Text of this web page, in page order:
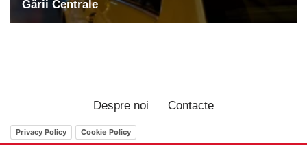
Despre noi Contacte
Privacy Policy Cookie Policy